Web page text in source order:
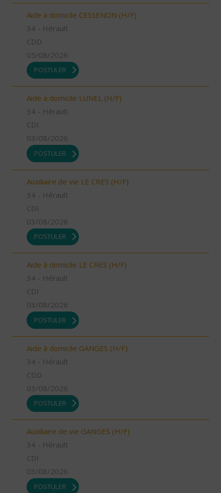
Aide à domicile CESSENON (H/F)
34 - Hérault
CDD
05/08/2026
POSTULER
Aide à domicile LUNEL (H/F)
34 - Hérault
CDI
03/08/2026
POSTULER
Auxiliaire de vie LE CRES (H/F)
34 - Hérault
CDI
03/08/2026
POSTULER
Aide à domicile LE CRES (H/F)
34 - Hérault
CDI
03/08/2026
POSTULER
Aide à domicile GANGES (H/F)
34 - Hérault
CDD
03/08/2026
POSTULER
Auxiliaire de vie GANGES (H/F)
34 - Hérault
CDI
03/08/2026
POSTULER